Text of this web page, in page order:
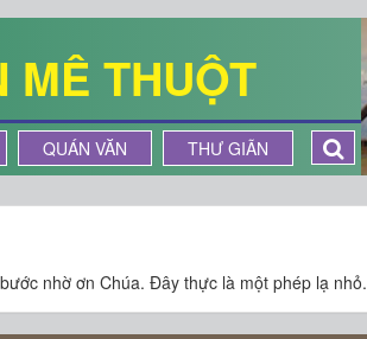
THUỘT
QUÁN VĂN THƯ GIÃN
nhờ ơn Chúa. Đây thực là một phép lạ nhỏ.